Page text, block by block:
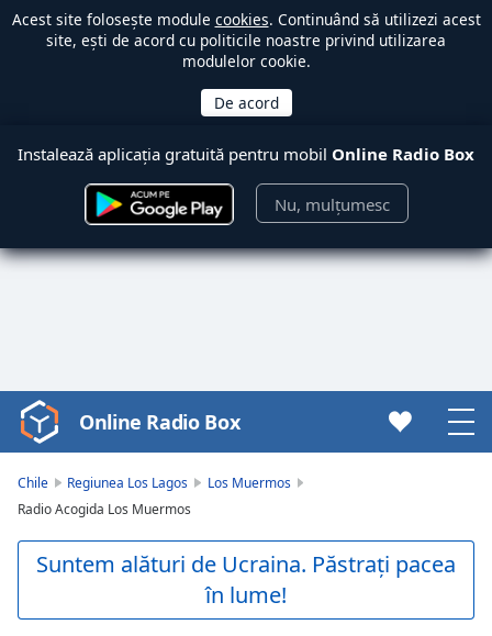
Acest site folosește module cookies. Continuând să utilizezi acest
site, ești de acord cu politicile noastre privind utilizarea
modulelor cookie.
Instalează aplicația gratuită pentru mobil Online Radio Box
Nu, mulțumesc
Video
Player
loading.
Video
Backward
Online Radio Box
Chile Regiunea Los Lagos
Los Muermos
Radio Acogida Los Muermos
Suntem alături de Ucraina. Păstrați pacea
în lume!